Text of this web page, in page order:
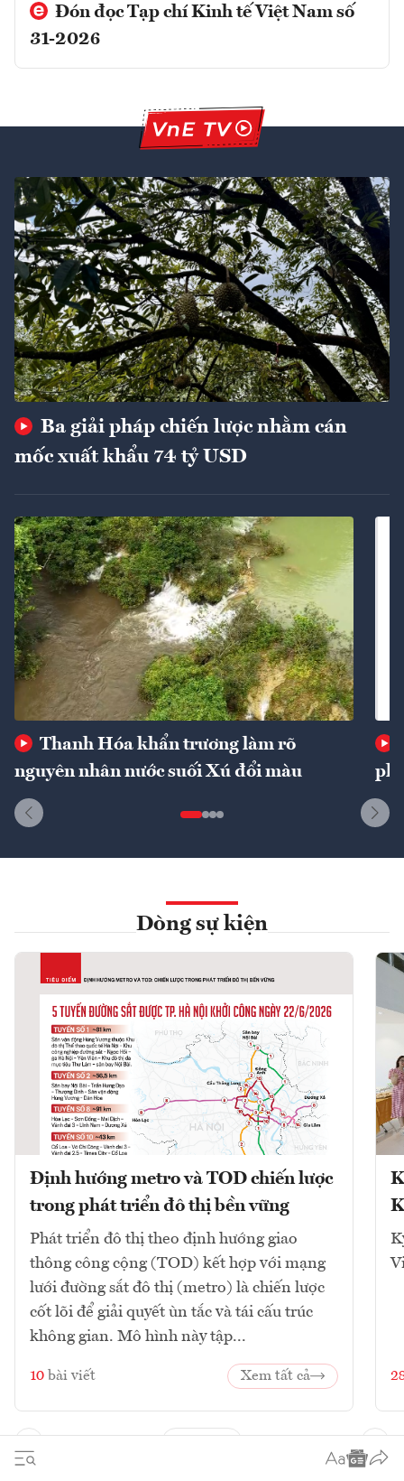
Đón đọc Tạp chí Kinh tế Việt Nam số
31-2026
Ba giải pháp chiến lược nhằm cán
mốc xuất khẩu 74 tỷ USD
Thanh Hóa khẩn trương làm rõ
nguyên nhân nước suối Xú đổi màu
phí
Dòng sự kiện
Định hướng metro và TOD chiến lược
trong phát triển đô thị bền vững
Phát triển đô thị theo định hướng giao
thông công cộng (TOD) kết hợp với mạng
lưới đường sắt đô thị (metro) là chiến lược
cốt lõi để giải quyết ùn tắc và tái cấu trúc
không gian. Mô hình này tập...
10 bài viết Xem tất cả